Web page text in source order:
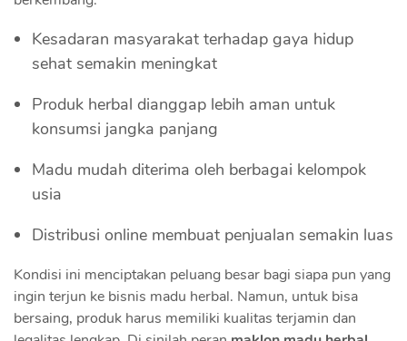
Kesadaran masyarakat terhadap gaya hidup
sehat semakin meningkat
Produk herbal dianggap lebih aman untuk
konsumsi jangka panjang
Madu mudah diterima oleh berbagai kelompok
usia
Distribusi online membuat penjualan semakin luas
Kondisi ini menciptakan peluang besar bagi siapa pun yang
ingin terjun ke bisnis madu herbal. Namun, untuk bisa
bersaing, produk harus memiliki kualitas terjamin dan